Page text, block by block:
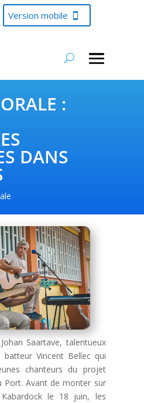
Version mobile
:
DANS
Saartave, talentueux
Vincent Bellec qui
chanteurs du projet
Port. Avant de monter sur
le 18 juin, les